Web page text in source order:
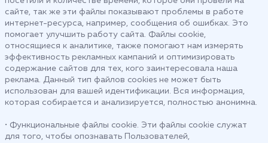
сайте, так же эти файлы показывают проблемы в работе
интернет-ресурса, например, сообщения об ошибках. Это
помогает улучшить работу сайта. Файлы cookie,
относящиеся к аналитике, также помогают нам измерять
эффективность рекламных кампаний и оптимизировать
содержание сайтов для тех, кого заинтересовала наша
реклама. Данный тип файлов cookies не может быть
использован для вашей идентификации. Вся информация,
которая собирается и анализируется, полностью анонимна.
• Функциональные файлы cookie. Эти файлы cookie служат
для того, чтобы опознавать Пользователей,